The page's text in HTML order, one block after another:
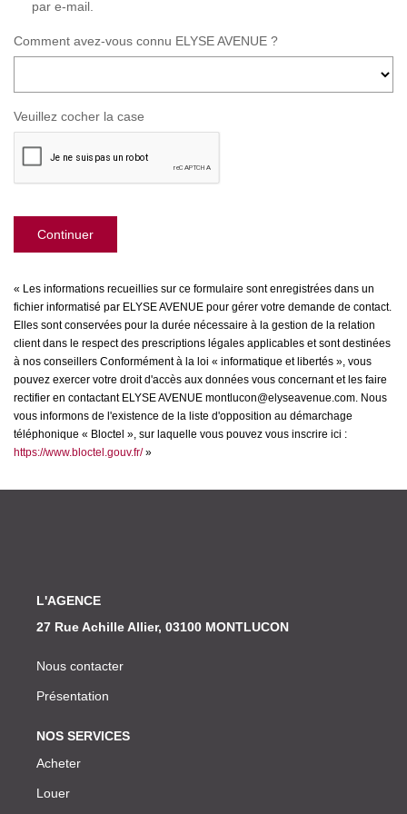
par e-mail.
Comment avez-vous connu ELYSE AVENUE ?
Veuillez cocher la case
Continuer
« Les informations recueillies sur ce formulaire sont enregistrées dans un
fichier informatisé par ELYSE AVENUE pour gérer votre demande de contact.
Elles sont conservées pour la durée nécessaire à la gestion de la relation
client dans le respect des prescriptions légales applicables et sont destinées
à nos conseillers Conformément à la loi « informatique et libertés », vous
pouvez exercer votre droit d'accès aux données vous concernant et les faire
rectifier en contactant ELYSE AVENUE montlucon@elyseavenue.com. Nous
vous informons de l'existence de la liste d'opposition au démarchage
téléphonique « Bloctel », sur laquelle vous pouvez vous inscrire ici :
https://www.bloctel.gouv.fr/»
L'AGENCE
27 Rue Achille Allier, 03100 MONTLUCON
Nous contacter
Présentation
NOS SERVICES
Acheter
Louer